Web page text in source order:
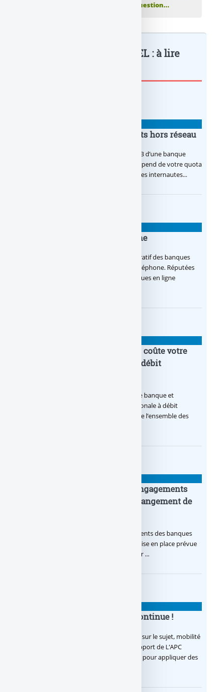
votre commentaire ou posez votre question...
LCL : offre spécial sur le PEL : à lire
Frais bancaires : prix des retraits hors réseau
Frais bancaires : retirer du cash dans le DAB d’une banque
concurrente est gratuit cependant tout dépend de votre quota
de retrait offerts par mois, détails et avis des internautes...
Comparatif des banques en ligne
Comparatif des banques en ligne : Comparatif des banques
accessibles uniquement via Internet ou téléphone. Réputées
pour leurs frais bancaires réduits, les banques en ligne
Frais bancaires : Combien vous coûte votre
carte bancaire internationale à débit
Frais bancaires : combien vous coûte votre banque et
notamment votre carte bancaire internationale à débit
immédiat, voici un comparatif qui regroupe l’ensemble des
Mobilité bancaire : Détail des engagements
des banques pour faciliter le changement de
Mobilité bancaire : La charte des engagements des banques
pour faciliter le changement de banque, mise en place prévue
le 1er novembre, détail du texte en vigueur ...
Changer de banque : la galère continue !
Malgré les efforts demandés aux banques sur le sujet, mobilité
bancaire rime toujours avec galère ! Un rapport de L’APC
montre que les banques traînent les pieds pour appliquer des